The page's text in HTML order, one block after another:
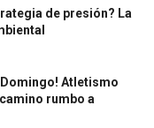
de presión? La
Atletismo
rumbo a